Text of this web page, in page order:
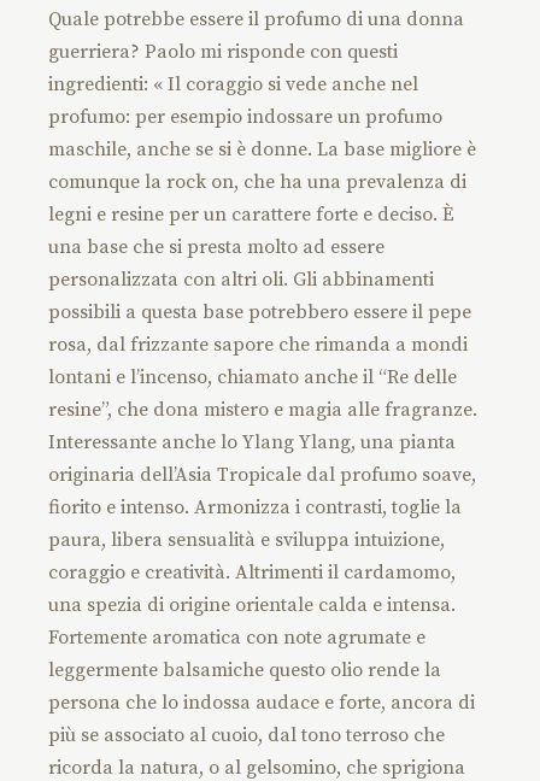
Quale potrebbe essere il profumo di una donna
guerriera? Paolo mi risponde con questi
ingredienti: « Il coraggio si vede anche nel
profumo: per esempio indossare un profumo
maschile, anche se si è donne. La base migliore è
comunque la rock on, che ha una prevalenza di
legni e resine per un carattere forte e deciso. È
una base che si presta molto ad essere
personalizzata con altri oli. Gli abbinamenti
possibili a questa base potrebbero essere il pepe
rosa, dal frizzante sapore che rimanda a mondi
lontani e l’incenso, chiamato anche il “Re delle
resine”, che dona mistero e magia alle fragranze.
Interessante anche lo Ylang Ylang, una pianta
originaria dell’Asia Tropicale dal profumo soave,
fiorito e intenso. Armonizza i contrasti, toglie la
paura, libera sensualità e sviluppa intuizione,
coraggio e creatività. Altrimenti il cardamomo,
una spezia di origine orientale calda e intensa.
Fortemente aromatica con note agrumate e
leggermente balsamiche questo olio rende la
persona che lo indossa audace e forte, ancora di
più se associato al cuoio, dal tono terroso che
ricorda la natura, o al gelsomino, che sprigiona